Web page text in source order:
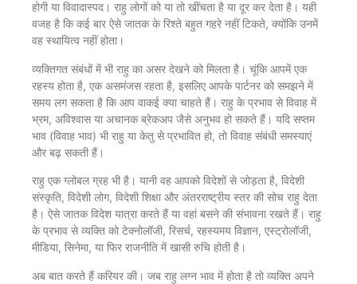
होगी या विवादास्पद। राहु लोगों को या तो खींचता है या दूर कर देता है। यही
वजह है कि कई बार ऐसे जातक के रिश्ते बहुत गहरे नहीं टिकते, क्योंकि उनमें
वह स्थायित्व नहीं होता।
व्यक्तिगत संबंधों में भी राहु का असर देखने को मिलता है। चूंकि आपमें एक
रहस्य होता है, एक असमंजस रहता है, इसलिए आपके पार्टनर को समझने में
समय लग सकता है कि आप वाकई क्या चाहते हैं। राहु के प्रभाव से विवाह में
भ्रम, अविश्वास या अचानक ब्रेकअप जैसे अनुभव हो सकते हैं। यदि सप्तम
भाव (विवाह भाव) भी राहु या केतु से प्रभावित हो, तो विवाह संबंधी समस्याएं
और बढ़ सकती हैं।
राहु एक ग्लोबल ग्रह भी है। यानी वह आपको विदेशों से जोड़ता है, विदेशी
संस्कृति, विदेशी लोग, विदेशी शिक्षा और अंतरराष्ट्रीय स्तर की सोच राहु देता
है। ऐसे जातक विदेश यात्रा करते हैं या वहां बसने की संभावना रखते हैं। राहु
के प्रभाव से व्यक्ति को टेक्नोलॉजी, रिसर्च, रहस्यमय विज्ञान, एस्ट्रोलॉजी,
मीडिया, सिनेमा, या फिर राजनीति में खासी रुचि होती है।
अब बात करते हैं करियर की। जब राहु लग्न भाव में होता है तो व्यक्ति अपने